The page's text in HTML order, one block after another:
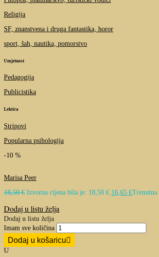
Religija
SF, znanstvena i druga fantastika, horor
sport, šah, nautika, pomorstvo
Umjetnost
Pedagogija
Publicistika
Lektira
Stripovi
Popularna psihologija
-10 %
Marisa Peer
18,50€ Izvorna cijena bila je: 18,50 €.16,65 €Trenutna
Dodaj u listu želja
Dodaj u listu želja
Imam sve količina
Dodaj u košaricu
U